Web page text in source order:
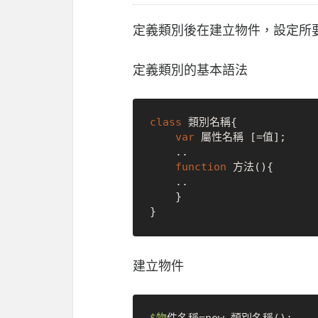
定義類別後在建立物件，設定所
定義類別的基本語法
class 類別名稱{
var 屬性名稱 [=值];
function 方法( ) {
建立物件